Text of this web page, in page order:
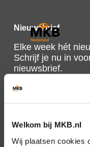
Welkom bij MKB.nl
Wij plaatsen cookies
Nieuwsbrief
Elke week hét
Schrijf je nu in
nieuwsbrief.
Direct naar